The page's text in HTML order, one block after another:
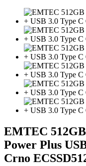
EMTEC
Power Plus
Crno